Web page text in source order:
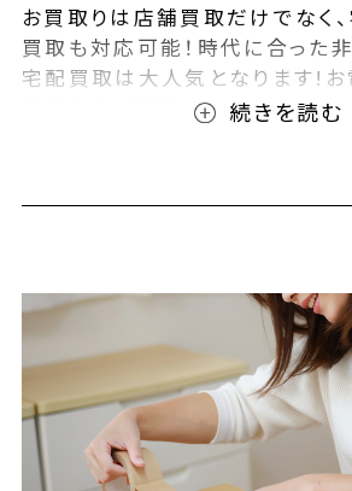
お買取りは店舗買取だけでなく
買取も対応可能！時代に合った
宅配買取は大人気となります!
事前査定が可能となっておりま